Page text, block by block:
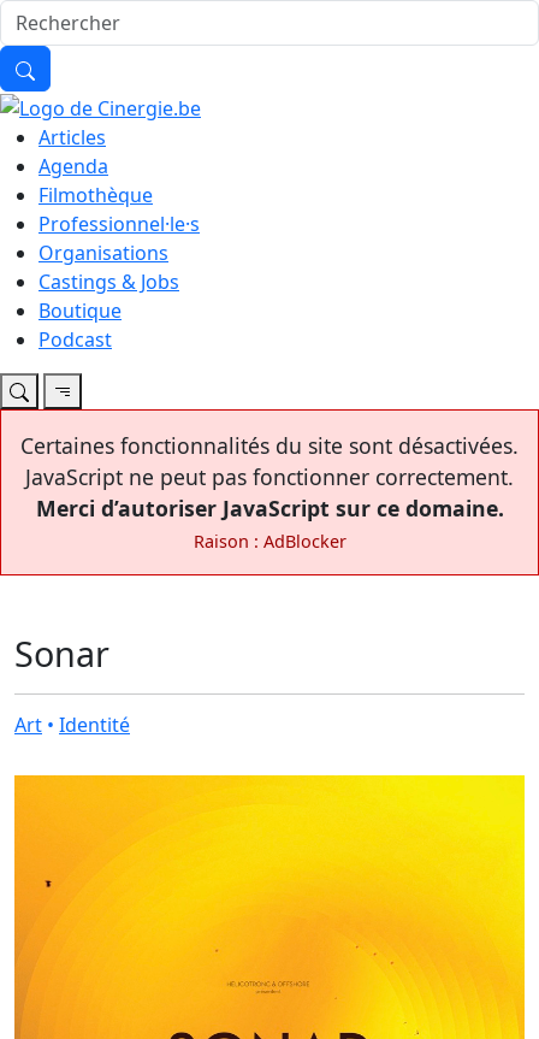
Articles
Agenda
Filmothèque
Professionnel·le·s
Organisations
Castings & Jobs
Boutique
Podcast
Certaines fonctionnalités du site sont désactivées.
JavaScript ne peut pas fonctionner correctement.
Merci d’autoriser JavaScript sur ce domaine.
Raison : AdBlocker
Sonar
Art • Identité